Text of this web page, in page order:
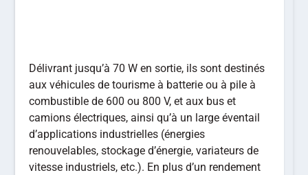
Délivrant jusqu’à 70 W en sortie, ils sont destinés
aux véhicules de tourisme à batterie ou à pile à
combustible de 600 ou 800 V, et aux bus et
camions électriques, ainsi qu’à un large éventail
d’applications industrielles (énergies
renouvelables, stockage d’énergie, variateurs de
vitesse industriels, etc.). En plus d’un rendement